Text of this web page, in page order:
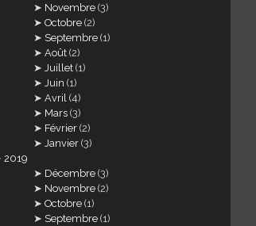
Novembre (3)
Octobre (2)
Septembre (1)
Août (2)
Juillet (1)
Juin (1)
Avril (4)
Mars (3)
Février (2)
Janvier (3)
2019
Décembre (3)
Novembre (2)
Octobre (1)
Septembre (1)